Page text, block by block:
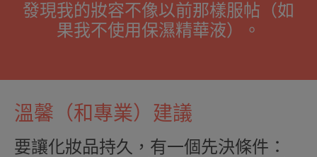
發現我的妝容不像以前那樣服帖（如
果我不使用保濕精華液）。
溫馨（和專業）建議
要讓化妝品持久，有一個先決條件：